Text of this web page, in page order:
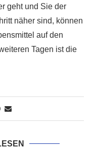
geht und Sie der
näher sind, können
auf den
Tagen ist die